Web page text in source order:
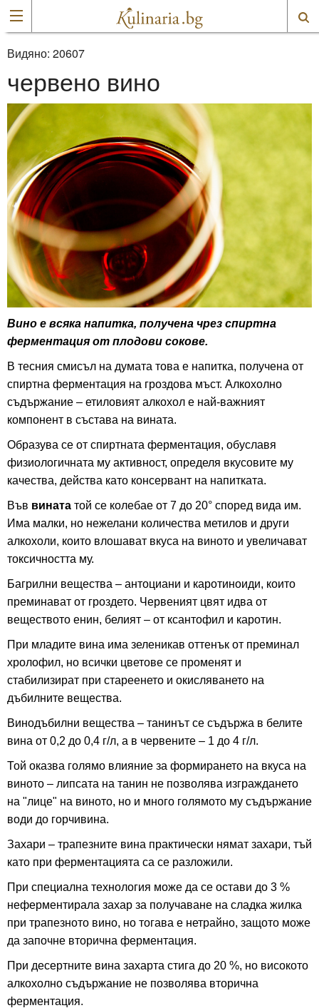
Видяно: 20607
червено вино
Вино е всяка напитка, получена чрез спиртна
ферментация от плодови сокове.
В тесния смисъл на думата това е напитка, получена от
спиртна ферментация на гроздова мъст. Алкохолно
съдържание – етиловият алкохол е най-важният
компонент в състава на вината.
Образува се от спиртната ферментация, обуславя
физиологичната му активност, определя вкусовите му
качества, действа като консервант на напитката.
Във вината той се колебае от 7 до 20° според вида им.
Има малки, но нежелани количества метилов и други
алкохоли, които влошават вкуса на виното и увеличават
токсичността му.
Багрилни вещества – антоциани и каротиноиди, които
преминават от гроздето. Червеният цвят идва от
веществото енин, белият – от ксантофил и каротин.
При младите вина има зеленикав оттенък от преминал
хролофил, но всички цветове се променят и
стабилизират при стареенето и окисляването на
дъбилните вещества.
Винодъбилни вещества – танинът се съдържа в белите
вина от 0,2 до 0,4 г/л, а в червените – 1 до 4 г/л.
Той оказва голямо влияние за формирането на вкуса на
виното – липсата на танин не позволява изграждането
на "лице" на виното, но и много голямото му съдържание
води до горчивина.
Захари – трапезните вина практически нямат захари, тъй
като при ферментацията са се разложили.
При специална технология може да се остави до 3 %
неферментирала захар за получаване на сладка жилка
при трапезното вино, но тогава е нетрайно, защото може
да започне вторична ферментация.
При десертните вина захарта стига до 20 %, но високото
алкохолно съдържание не позволява вторична
ферментация.